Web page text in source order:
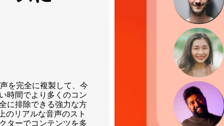
を完全に複製して、今
時間でより多くのコン
に排除できる強力な方
のリアルな音声のスト
ターでコンテンツを多